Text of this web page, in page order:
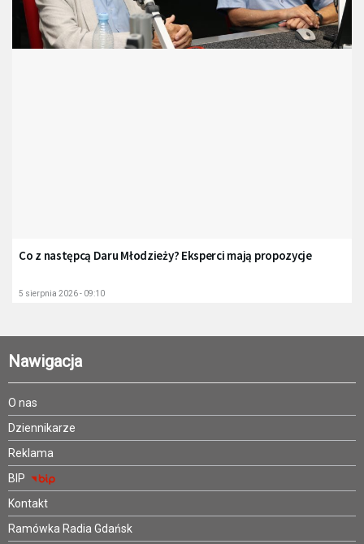
Co z następcą Daru Młodzieży? Eksperci mają propozycje
5 sierpnia 2026 - 09:10
Nawigacja
O nas
Dziennikarze
Reklama
BIP
Kontakt
Ramówka Radia Gdańsk